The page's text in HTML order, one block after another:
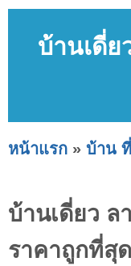
บ้านเดี่ย
หน้าแรก » บ้าน
บ้านเดี่ยว ล
ราคาถูกที่สุ